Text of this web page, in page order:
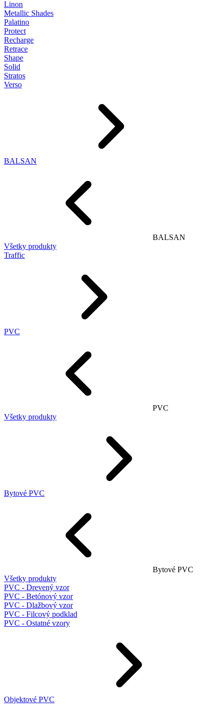
Linon
Metallic Shades
Palatino
Protect
Recharge
Retrace
Shape
Solid
Stratos
Verso
BALSAN
BALSAN
Všetky produkty
Traffic
PVC
PVC
Všetky produkty
Bytové PVC
Bytové PVC
Všetky produkty
PVC - Drevený vzor
PVC - Betónový vzor
PVC - Dlažbový vzor
PVC - Filcový podklad
PVC - Ostatné vzory
Objektové PVC